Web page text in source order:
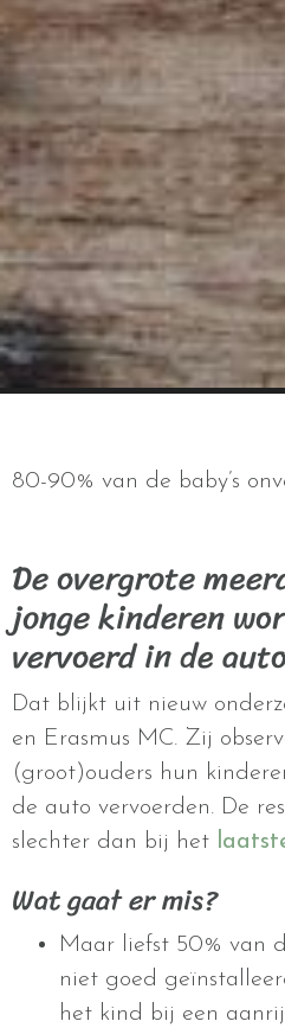
80-90% van de baby’s
De overgrote
jonge kinderen
vervoerd in de
Dat blijkt uit nieuw
en Erasmus MC. Zij
(groot)ouders hun
de auto vervoerden. De
slechter dan bij het
Wat gaat er mis?
Maar liefst 50% van
niet goed
het kind bij een